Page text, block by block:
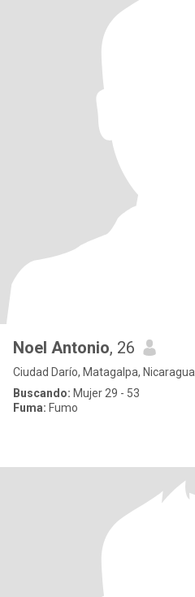
Noel Antonio, 26
Ciudad Darío, Matagalpa, Nicaragua
Buscando: Mujer 29 - 53
Fuma: Fumo